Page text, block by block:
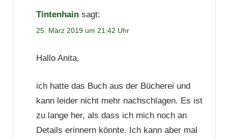
Tintenhain sagt:
25. März 2019 um 21:42 Uhr
Hallo Anita,
ich hatte das Buch aus der Bücherei und
kann leider nicht mehr nachschlagen. Es ist
zu lange her, als dass ich mich noch an
Details erinnern könnte. Ich kann aber mal